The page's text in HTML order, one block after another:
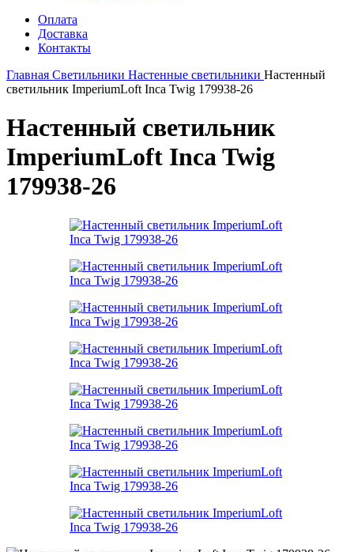
Оплата
Доставка
Контакты
Главная Светильники Настенные светильники Настенный
светильник ImperiumLoft Inca Twig 179938-26
Настенный светильник
ImperiumLoft Inca Twig
179938-26